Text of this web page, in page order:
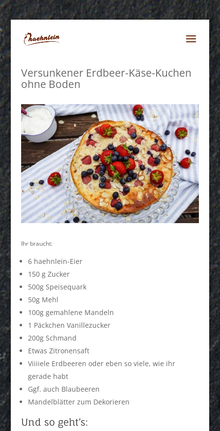
Versunkener Erdbeer-Käse-Kuchen
ohne Boden
Ihr braucht:
6 haehnlein-Eier
150 g Zucker
500g Speisequark
50g Mehl
100g gemahlene Mandeln
1 Päckchen Vanillezucker
200g Schmand
Etwas Zitronensaft
Viiiiele Erdbeeren oder eben so viele, wie ihr
gerade habt
Ggf. auch Blaubeeren
Mandelblätter zum Dekorieren
Und so geht’s: